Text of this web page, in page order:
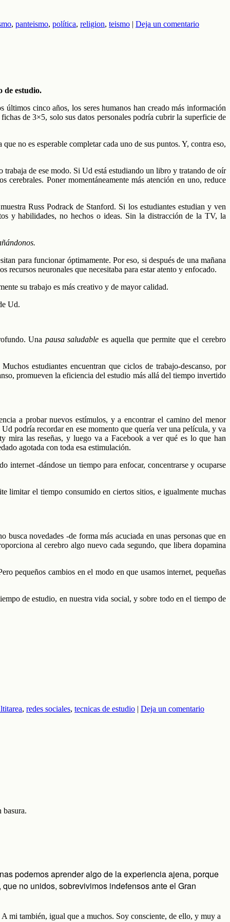
, panteismo, política, religion, teismo | Deja un comentario
de estudio.
cinco años, los seres humanos han creado más información
de 3×5, solo sus datos personales podría cubrir la superficie de
no es esperable completar cada uno de sus puntos. Y, contra eso,
de ese modo. Si Ud está estudiando un libro y tratando de oír
Poner momentáneamente más atención en uno, reduce
Russ Podrack de Stanford. Si los estudiantes estudian y ven
y habilidades, no hechos o ideas. Sin la distracción de la TV, la
para funcionar óptimamente. Por eso, si después de una mañana
recursos neuronales que necesitaba para estar atento y enfocado.
su trabajo es más creativo y de mayor calidad.
Ud.
Una pausa saludable es aquella que permite que el cerebro
estudiantes encuentran que ciclos de trabajo-descanso, por
promueven la eficiencia del estudio más allá del tiempo invertido
a probar nuevos estímulos, y a encontrar el camino del menor
podría recordar en ese momento que quería ver una película, y va
mira las reseñas, y luego va a Facebook a ver qué es lo que han
agotada con toda esa estimulación.
internet -dándose un tiempo para enfocar, concentrarse y ocuparse
limitar el tiempo consumido en ciertos sitios, e igualmente muchas
novedades -de forma más acuciada en unas personas que en
al cerebro algo nuevo cada segundo, que libera dopamina
pequeños cambios en el modo en que usamos internet, pequeñas
de estudio, en nuestra vida social, y sobre todo en el tiempo de
, redes sociales, tecnicas de estudio | Deja un comentario
basura.
podemos aprender algo de la experiencia ajena, porque
no unidos, sobrevivimos indefensos ante el Gran
mi también, igual que a muchos. Soy consciente, de ello, y muy a